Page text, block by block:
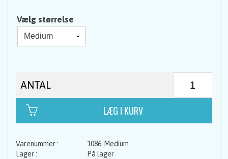
Vælg størrelse
ANTAL
1086-Medium
På lager